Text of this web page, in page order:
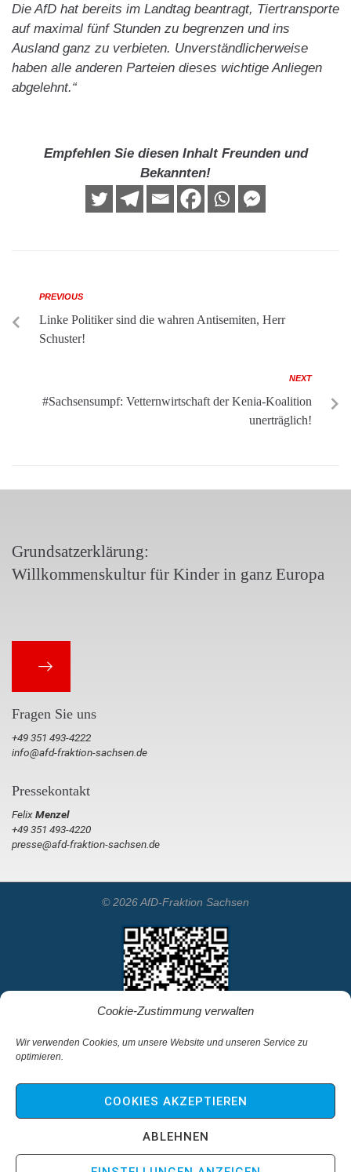
Cookie-Zustimmung verwalten
Wir verwenden Cookies, um unsere Website und unseren Service zu
optimieren.
COOKIES AKZEPTIEREN
ABLEHNEN
Die AfD hat bereits im Landtag beantragt, Tiertransporte
auf maximal fünf Stunden zu begrenzen und ins
Ausland ganz zu verbieten. Unverständlicherweise
haben alle anderen Parteien dieses wichtige Anliegen
abgelehnt.“
Empfehlen Sie diesen Inhalt Freunden und
Bekannten!
PREVIOUS
Linke Politiker sind die wahren Antisemiten, Herr
Schuster!
NEXT
#Sachsensumpf: Vetternwirtschaft der Kenia-Koalition
unerträglich!
Grundsatzerklärung:
Willkommenskultur für Kinder in ganz Europa
Fragen Sie uns
+49 351 493-4222
info@afd-fraktion-sachsen.de
Pressekontakt
FelixMenzel
+49 351 493-4220
presse@afd-fraktion-sachsen.de
© 2026 AfD-Fraktion Sachsen
Startseite
Kontakt
Impressum & Haftungsausschluss
Datenschutz